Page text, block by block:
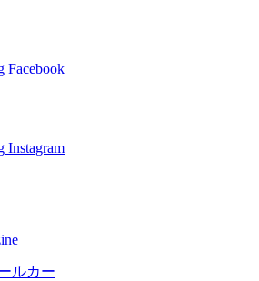
Facebook
Instagram
ルカー